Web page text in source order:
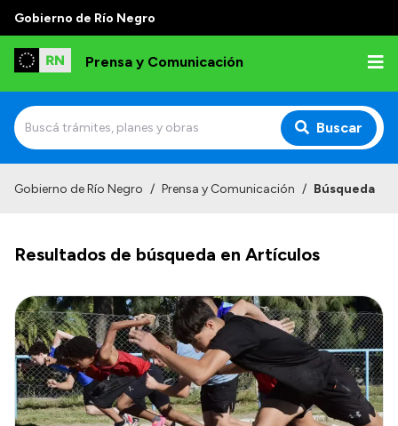
Gobierno de Río Negro
Prensa y Comunicación
Buscar
Autoridades
Referentes de prensa
Archivo de noticias
Transparencia
Gobierno de Río Negro / Prensa y Comunicación / Búsqueda
Resultados de búsqueda en Artículos